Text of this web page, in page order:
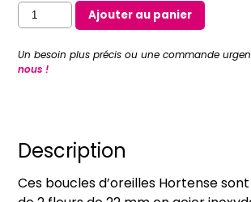
quantité
de
Boucles
d'oreilles
oreilles
Ajouter au panier
Un besoin plus précis ou une commande
nous !
Description
Ces boucles d’oreilles Hortense